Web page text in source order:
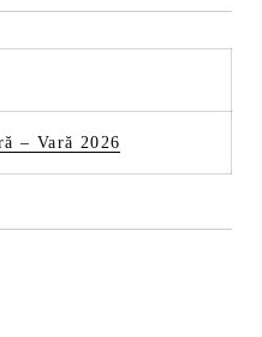
– Vară 2026